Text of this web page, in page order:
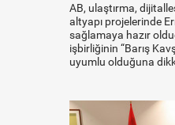
AB, ulaştırma,
altyapı projelerinde
sağlamaya hazır
işbirliğinin “Barış
uyumlu olduğuna